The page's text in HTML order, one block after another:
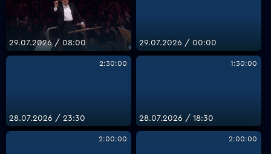
29.07.2026 / 08:00 29.07.2026 / 00:00
2:30:00
28.07.2026 / 23:30
1:30:00
28.07.2026 / 18:30
2:00:00 2:00:00